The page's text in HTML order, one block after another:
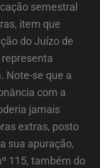
semestral
item que
do Juízo de
Note-se que a
com a
jamais
extras, posto
sua apuração,
115, também do